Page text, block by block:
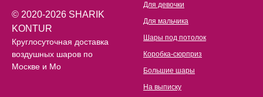
© 2020-2026 SHARIK
KONTUR
Круглосуточная доставка
воздушных шаров по
Москве и Мо
Для девочки
Для мальчика
Шары под потолок
Коробка-сюрприз
Большие шары
На выписку